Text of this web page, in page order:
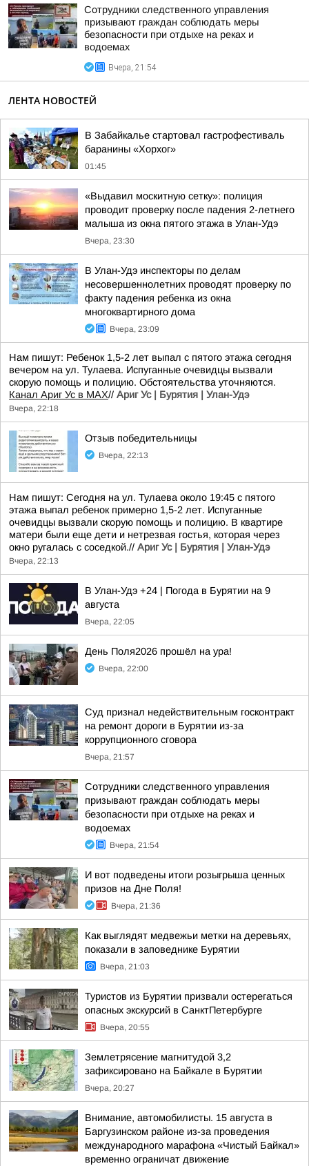
Сотрудники следственного управления
призывают граждан соблюдать меры
безопасности при отдыхе на реках и
водоемах
Вчера, 21:54
ЛЕНТА НОВОСТЕЙ
В Забайкалье стартовал гастрофестиваль
баранины «Хорхог»
01:45
«Выдавил москитную сетку»: полиция
проводит проверку после падения 2-летнего
малыша из окна пятого этажа в Улан-Удэ
Вчера, 23:30
В Улан-Удэ инспекторы по делам
несовершеннолетних проводят проверку по
факту падения ребенка из окна
многоквартирного дома
Вчера, 23:09
Нам пишут: Ребенок 1,5-2 лет выпал с пятого этажа сегодня
вечером на ул. Тулаева. Испуганные очевидцы вызвали
скорую помощь и полицию. Обстоятельства уточняются.
Канал Ариг Ус в MAX// Ариг Ус | Бурятия | Улан-Удэ
Вчера, 22:18
Отзыв победительницы
Вчера, 22:13
Нам пишут: Сегодня на ул. Тулаева около 19:45 с пятого
этажа выпал ребенок примерно 1,5-2 лет. Испуганные
очевидцы вызвали скорую помощь и полицию. В квартире
матери были еще дети и нетрезвая гостья, которая через
окно ругалась с соседкой.// Ариг Ус | Бурятия | Улан-Удэ
Вчера, 22:13
В Улан-Удэ +24 | Погода в Бурятии на 9
августа
Вчера, 22:05
День Поля2026 прошёл на ура!
Вчера, 22:00
Суд признал недействительным госконтракт
на ремонт дороги в Бурятии из-за
коррупционного сговора
Вчера, 21:57
Сотрудники следственного управления
призывают граждан соблюдать меры
безопасности при отдыхе на реках и
водоемах
Вчера, 21:54
И вот подведены итоги розыгрыша ценных
призов на Дне Поля!
Вчера, 21:36
Как выглядят медвежьи метки на деревьях,
показали в заповеднике Бурятии
Вчера, 21:03
Туристов из Бурятии призвали остерегаться
опасных экскурсий в СанктПетербурге
Вчера, 20:55
Землетрясение магнитудой 3,2
зафиксировано на Байкале в Бурятии
Вчера, 20:27
Внимание, автомобилисты. 15 августа в
Баргузинском районе из-за проведения
международного марафона «Чистый Байкал»
временно ограничат движение